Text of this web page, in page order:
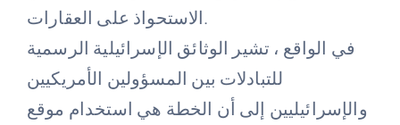
الاستحواذ على العقارات.
في الواقع ، تشير الوثائق الإسرائيلية الرسمية
للتبادلات بين المسؤولين الأمريكيين
والإسرائيليين إلى أن الخطة هي استخدام موقع